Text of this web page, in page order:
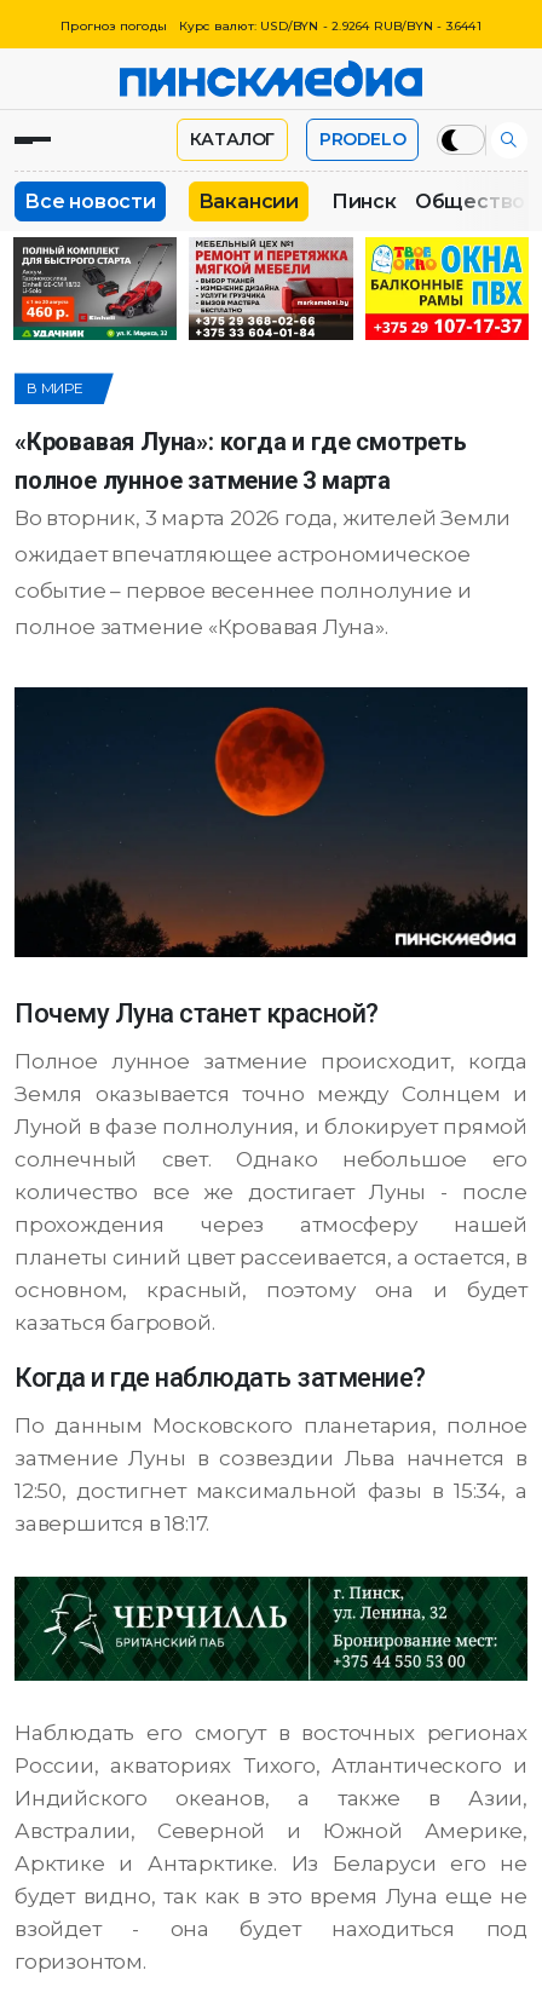
Прогноз погоды Курс валют: USD/BYN - 2.9264 RUB/BYN - 3.6441
КАТАЛОГ PRODELO
Все новости Вакансии Пинск Общество
В МИРЕ
«Кровавая Луна»: когда и где смотреть
полное лунное затмение 3 марта
Во вторник, 3 марта 2026 года, жителей Земли
ожидает впечатляющее астрономическое
событие – первое весеннее полнолуние и
полное затмение «Кровавая Луна».
Почему Луна станет красной?
Полное лунное затмение происходит, когда
Земля оказывается точно между Солнцем и
Луной в фазе полнолуния, и блокирует прямой
солнечный свет. Однако небольшое его
количество все же достигает Луны - после
прохождения через атмосферу нашей
планеты синий цвет рассеивается, а остается, в
основном, красный, поэтому она и будет
казаться багровой.
Когда и где наблюдать затмение?
По данным Московского планетария, полное
затмение Луны в созвездии Льва начнется в
12:50, достигнет максимальной фазы в 15:34, а
завершится в 18:17.
Наблюдать его смогут в восточных регионах
России, акваториях Тихого, Атлантического и
Индийского океанов, а также в Азии,
Австралии, Северной и Южной Америке,
Арктике и Антарктике. Из Беларуси его не
будет видно, так как в это время Луна еще не
взойдет - она будет находиться под
горизонтом.